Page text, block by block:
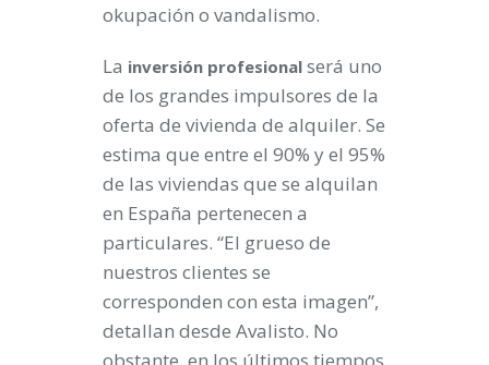
okupación o vandalismo.
La inversión profesional será uno
de los grandes impulsores de la
oferta de vivienda de alquiler. Se
estima que entre el 90% y el 95%
de las viviendas que se alquilan
en España pertenecen a
particulares. “El grueso de
nuestros clientes se
corresponden con esta imagen”,
detallan desde Avalisto. No